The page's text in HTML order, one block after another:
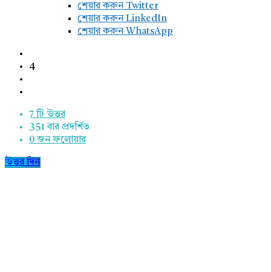
শেয়ার করুন Twitter
শেয়ার করুন LinkedIn
শেয়ার করুন WhatsApp
4
7 টি উত্তর
351বার প্রদর্শিত
0 জন ফলোয়ার
উত্তর দিন